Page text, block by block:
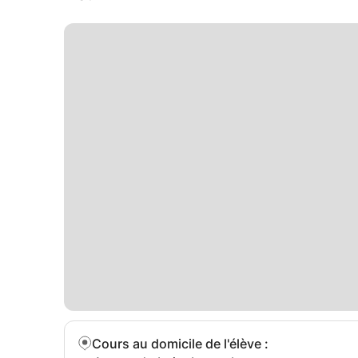
Cours au domicile de l'élève :